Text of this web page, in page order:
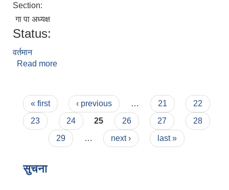
Section:
गा पा अध्यक्ष
Status:
वर्तमान
Read more
Pages
« first ‹ previous … 21
22
23
24 25 26 27
28
29
… next › last »
सुचना